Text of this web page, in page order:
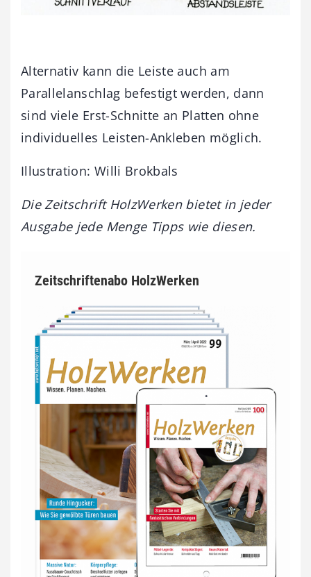
Alternativ kann die Leiste auch am
Parallelanschlag befestigt werden, dann
sind viele Erst-Schnitte an Platten ohne
individuelles Leisten-Ankleben möglich.
Illustration: Willi Brokbals
Die Zeitschrift HolzWerken bietet in jeder
Ausgabe jede Menge Tipps wie diesen.
Zeitschriftenabo HolzWerken